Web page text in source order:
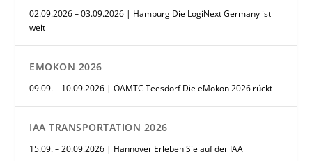
02.09.2026 – 03.09.2026 | Hamburg Die LogiNext Germany ist
weit
EMOKON 2026
09.09. – 10.09.2026 | ÖAMTC Teesdorf Die eMokon 2026 rückt
IAA TRANSPORTATION 2026
15.09. – 20.09.2026 | Hannover Erleben Sie auf der IAA